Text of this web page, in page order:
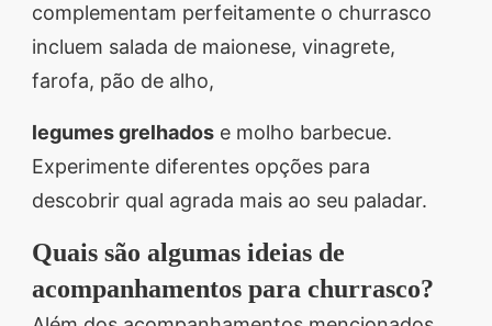
complementam perfeitamente o churrasco
incluem salada de maionese, vinagrete,
farofa, pão de alho,
legumes grelhados e molho barbecue.
Experimente diferentes opções para
descobrir qual agrada mais ao seu paladar.
Quais são algumas ideias de
acompanhamentos para churrasco?